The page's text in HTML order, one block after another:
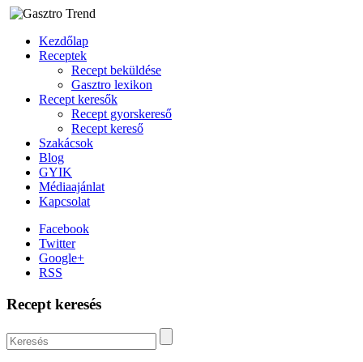
Kezdőlap
Receptek
Recept beküldése
Gasztro lexikon
Recept keresők
Recept gyorskereső
Recept kereső
Szakácsok
Blog
GYIK
Médiaajánlat
Kapcsolat
Facebook
Twitter
Google+
RSS
Recept keresés